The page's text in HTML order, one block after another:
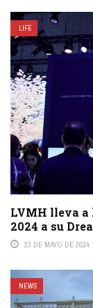
LIFE
LVMH lleva
2024 a su
23 DE MAYO DE 2024
NEWS